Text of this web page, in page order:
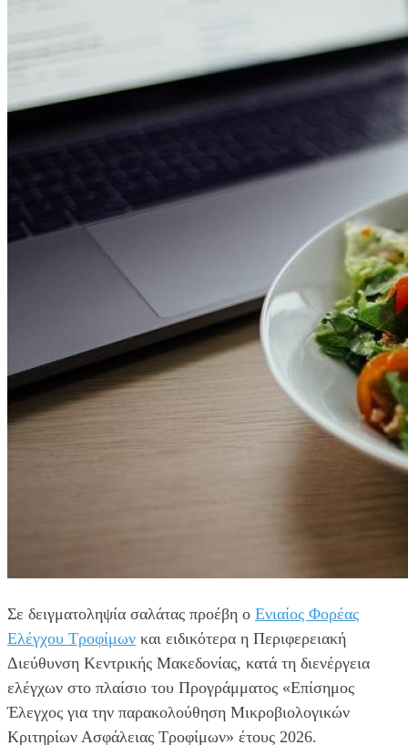
Σε δειγματοληψία σαλάτας προέβη ο Ενιαίος Φορέας
Ελέγχου Τροφίμων και ειδικότερα η Περιφερειακή
Διεύθυνση Κεντρικής Μακεδονίας, κατά τη διενέργεια
ελέγχων στο πλαίσιο του Προγράμματος «Επίσημος
Έλεγχος για την παρακολούθηση Μικροβιολογικών
Κριτηρίων Ασφάλειας Τροφίμων» έτους 2026.